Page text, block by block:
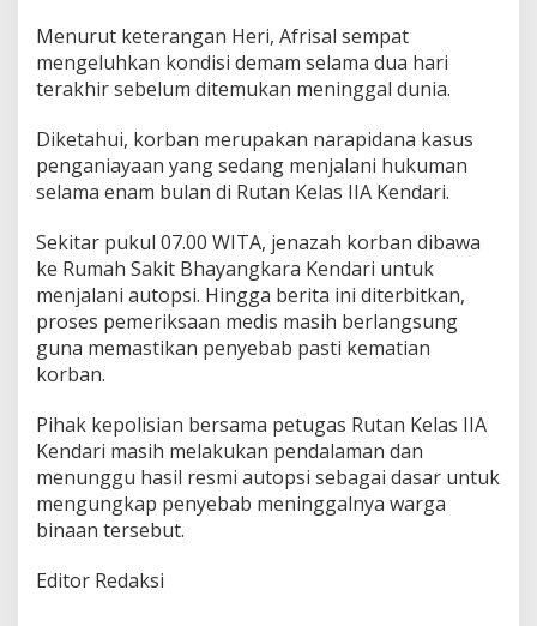
Menurut keterangan Heri, Afrisal sempat
mengeluhkan kondisi demam selama dua hari
terakhir sebelum ditemukan meninggal dunia.
Diketahui, korban merupakan narapidana kasus
penganiayaan yang sedang menjalani hukuman
selama enam bulan di Rutan Kelas IIA Kendari.
Sekitar pukul 07.00 WITA, jenazah korban dibawa
ke Rumah Sakit Bhayangkara Kendari untuk
menjalani autopsi. Hingga berita ini diterbitkan,
proses pemeriksaan medis masih berlangsung
guna memastikan penyebab pasti kematian
korban.
Pihak kepolisian bersama petugas Rutan Kelas IIA
Kendari masih melakukan pendalaman dan
menunggu hasil resmi autopsi sebagai dasar untuk
mengungkap penyebab meninggalnya warga
binaan tersebut.
Editor Redaksi